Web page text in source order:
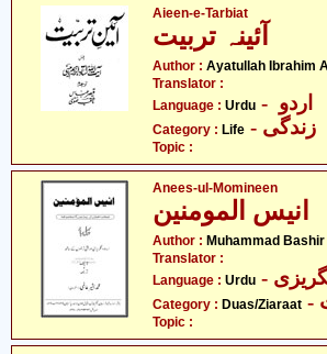
Aieen-e-Tarbiat
آئینہ تربیت
Author : Ayatullah Ibrahim
Translator :
Language : Urdu
Category : Life - زندگی
Topic :
Anees-ul-Momineen
انیس المومنین
Author : Muhammad
Translator :
Language : Urdu
Category : Duas/Ziaraat
Topic :